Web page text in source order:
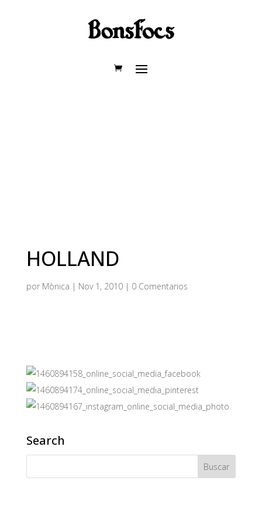
HOLLAND
por Mònica | Nov 1, 2010| 0 Comentarios
Search